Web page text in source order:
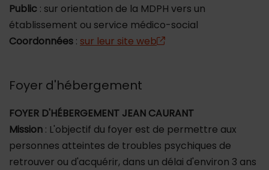
Public : sur orientation de la MDPH vers un
établissement ou service médico-social
Coordonnées : sur leur site web
Foyer d'hébergement
FOYER D'HÉBERGEMENT JEAN CAURANT
Mission : L'objectif du foyer est de permettre aux
personnes atteintes de troubles psychiques de
retrouver ou d'acquérir, dans un délai d'environ 3 ans